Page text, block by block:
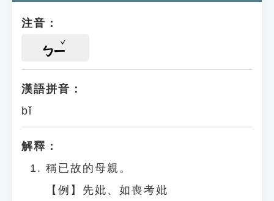
注音：
ㄅㄧ
漢語拼音：
bǐ
解釋：
稱已故的母親。
【例】先妣、如喪考妣